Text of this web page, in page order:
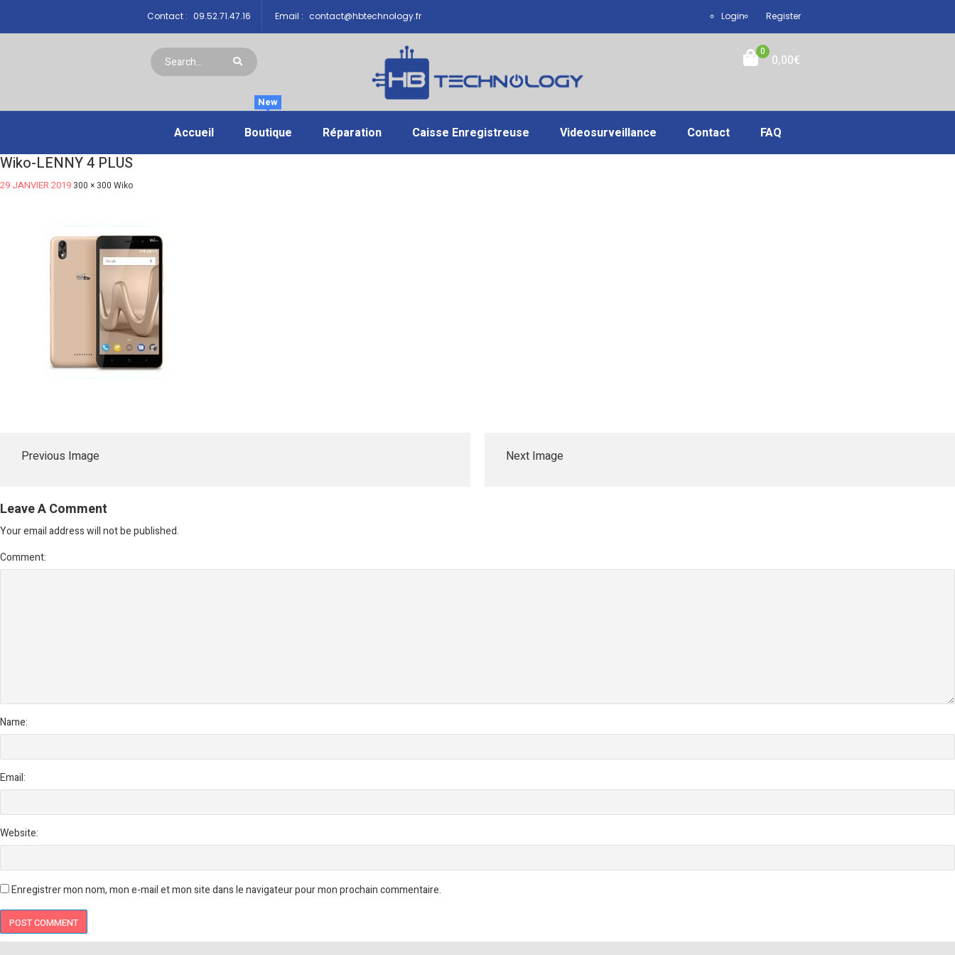
Contact : 09.52.71.47.16 Email : contact@hbtechnology.fr Login Register
0
0,00€
Accueil Boutique
New
Réparation Caisse Enregistreuse Videosurveillance Contact FAQ
Wiko-LENNY 4 PLUS
29 JANVIER 2019 300 × 300 Wiko
Previous Image Next Image
Leave A Comment
Your email address will not be published.
Comment:
Name:
Email:
Website:
Enregistrer mon nom, mon e-mail et mon site dans le navigateur pour mon prochain commentaire.